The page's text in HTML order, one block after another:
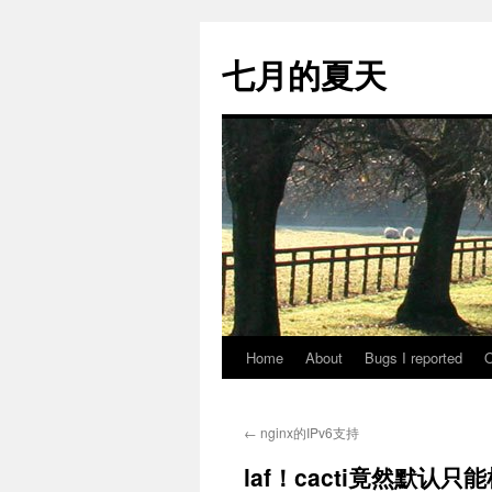
content
七月的夏天
Home About Bugs I reported
← nginx的IPv6支持
laf！cacti竟然默认只